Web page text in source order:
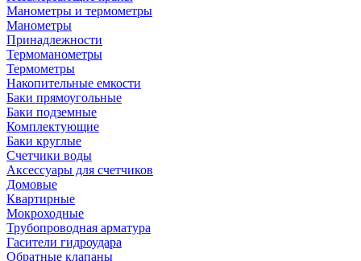
Манометры и термометры
Манометры
Принадлежности
Термоманометры
Термометры
Накопительные емкости
Баки прямоугольные
Баки подземные
Комплектующие
Баки круглые
Счетчики воды
Аксессуары для счетчиков
Домовые
Квартирные
Мокроходные
Трубопроводная арматура
Гасители гидроудара
Обратные клапаны